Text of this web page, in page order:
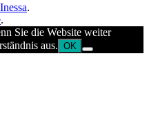
.
.
Sie die Website weiter
aus. OK